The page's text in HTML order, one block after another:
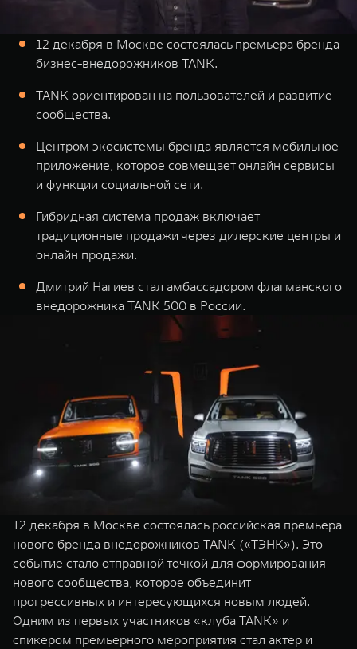
TANK 500
Веди за собой
TANK 700
Расширяя границы комфорта
от 6 149 000 ₽ от 5 699
WEY 80
Масштаб возможностей
от 6 449 000 ₽
Масштаб
от 8 099
TANK Финансы
Корпоративным клиентам
TANK Кредит
TANK Лизинг
TANK Страхование
Сервис
Специальные предложения
Моторные масла
ЦИФРОВЫЕ СЕРВИСЫ TANK
Цифровые сервисы TANK
Подписки
12 декабря в Москве состоялась премьера бренда
бизнес-внедорожников TANK.
TANK ориентирован на пользователей и развитие
сообщества.
Центром экосистемы бренда является мобильное
приложение, которое совмещает онлайн сервисы
и функции социальной сети.
Гибридная система продаж включает
традиционные продажи через дилерские центры и
онлайн продажи.
Дмитрий Нагиев стал амбассадором флагманского
внедорожника TANK 500 в России.
12 декабря в Москве состоялась российская премьера
нового бренда внедорожников TANK («ТЭНК»). Это
событие стало отправной точкой для формирования
нового сообщества, которое объединит
прогрессивных и интересующихся новым людей.
Одним из первых участников «клуба TANK» и
спикером премьерного мероприятия стал актер и